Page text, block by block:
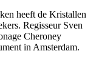
heeft de Kristallen
Regisseur Sven
Cheroney
in Amsterdam.